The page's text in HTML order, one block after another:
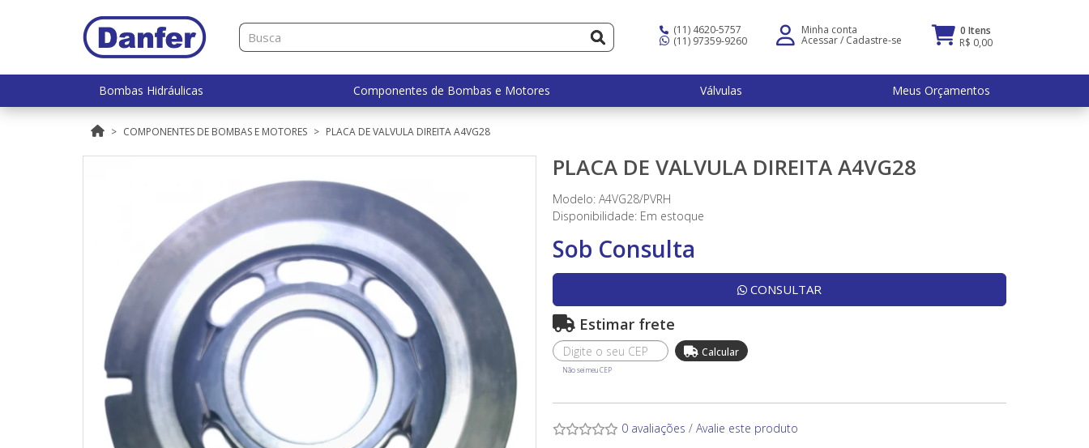
(11) 4620-5757
(11) 97359-9260
Minha conta
Acessar/ Cadastre-se
0 Itens
R$ 0,00
Bombas Hidráulicas Componentes de Bombas e Motores Válvulas Meus Orçamentos
COMPONENTES DE BOMBAS E MOTORES PLACA DE VALVULA DIREITA A4VG28
PLACA DE VALVULA DIREITA A4VG28
Modelo: A4VG28/PVRH
Disponibilidade: Em estoque
Sob Consulta
CONSULTAR
Estimar frete
Não sei meu CEP
0 avaliações / Avalie este produto